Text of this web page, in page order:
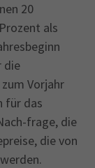
20
als
die
Vorjahr
für das
frage, die
die von